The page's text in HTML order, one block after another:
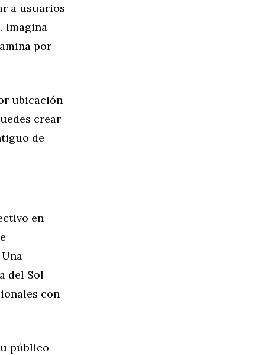
a usuarios
Imagina
por
ubicación
crear
de
en
del Sol
con
público